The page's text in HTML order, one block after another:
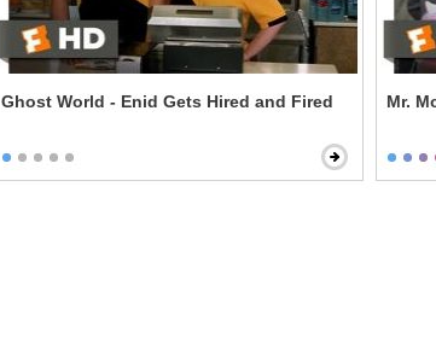
Ghost World - Enid Gets Hired and Fired Mr.